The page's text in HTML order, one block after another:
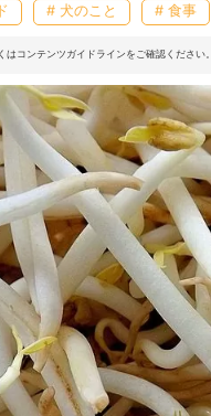
# 犬のこと # 食事
コンテンツガイドラインをご確認ください。